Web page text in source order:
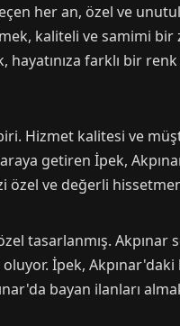
her an, özel ve
kaliteli ve samimi
farklı bir
Hizmet kalitesi ve
getiren İpek,
ve değerli
tasarlanmış. Akpınar
İpek,
bayan ilanları